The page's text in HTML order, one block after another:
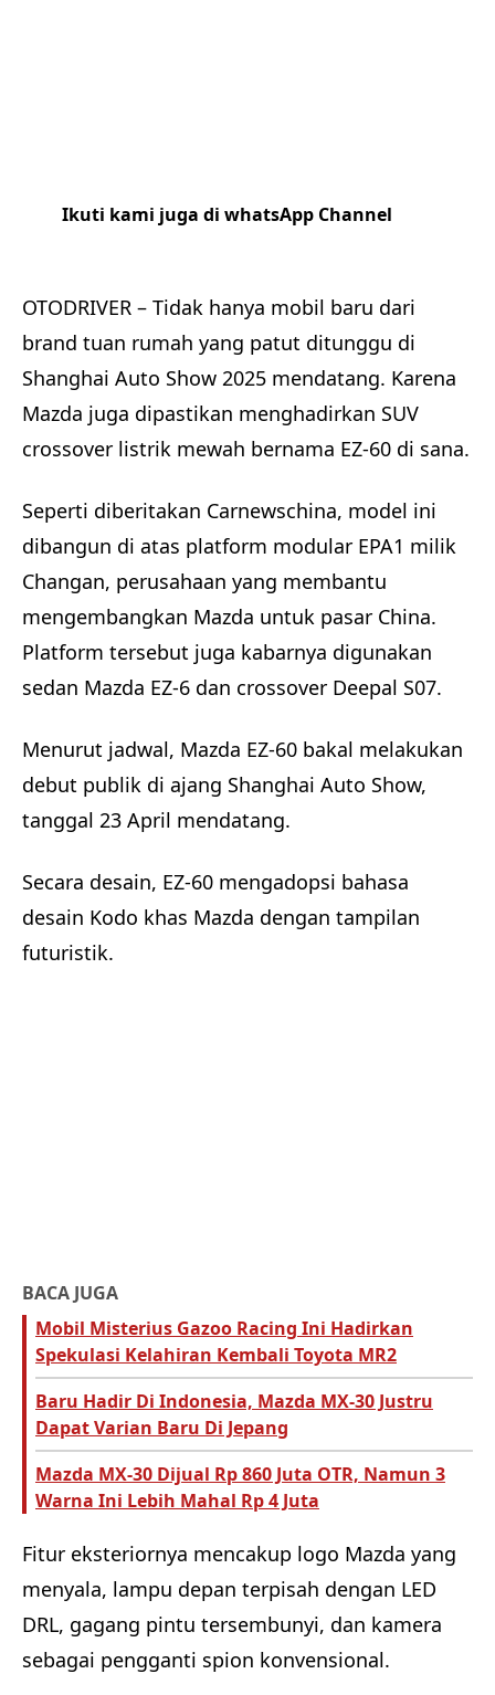
Ikuti kami juga di whatsApp Channel
OTODRIVER – Tidak hanya mobil baru dari
brand tuan rumah yang patut ditunggu di
Shanghai Auto Show 2025 mendatang. Karena
Mazda juga dipastikan menghadirkan SUV
crossover listrik mewah bernama EZ-60 di sana.
Seperti diberitakan Carnewschina, model ini
dibangun di atas platform modular EPA1 milik
Changan, perusahaan yang membantu
mengembangkan Mazda untuk pasar China.
Platform tersebut juga kabarnya digunakan
sedan Mazda EZ-6 dan crossover Deepal S07.
Menurut jadwal, Mazda EZ-60 bakal melakukan
debut publik di ajang Shanghai Auto Show,
tanggal 23 April mendatang.
Secara desain, EZ-60 mengadopsi bahasa
desain Kodo khas Mazda dengan tampilan
futuristik.
BACA JUGA
Mobil Misterius Gazoo Racing Ini Hadirkan
Spekulasi Kelahiran Kembali Toyota MR2
Baru Hadir Di Indonesia, Mazda MX-30 Justru
Dapat Varian Baru Di Jepang
Mazda MX-30 Dijual Rp 860 Juta OTR, Namun 3
Warna Ini Lebih Mahal Rp 4 Juta
Fitur eksteriornya mencakup logo Mazda yang
menyala, lampu depan terpisah dengan LED
DRL, gagang pintu tersembunyi, dan kamera
sebagai pengganti spion konvensional.